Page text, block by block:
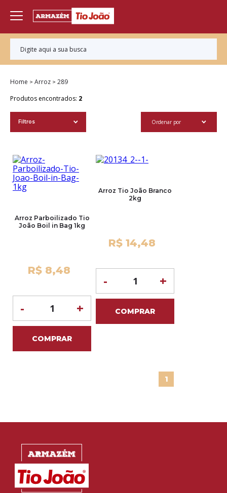
Home Arroz
289
Produtos encontrados: 2
Filtros Ordenar por
Arroz Parboilizado Tio
João Boil in Bag 1kg
R$ 8,48
+
-
COMPRAR
Arroz Tio João Branco
2kg
R$ 14,48
+
-
COMPRAR
1